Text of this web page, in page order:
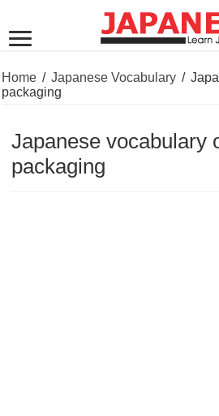
Home / Japanese Vocabulary /
packaging
Japanese vocabulary
packaging